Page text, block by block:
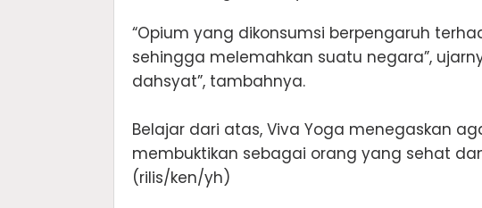
“Opium yang dikonsumsi berpengaruh
sehingga melemahkan suatu negara”,
dahsyat”, tambahnya.
Belajar dari atas, Viva Yoga menegaskan
membuktikan sebagai orang yang sehat
(rilis/ken/yh)